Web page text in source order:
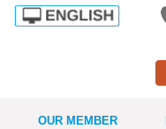
OUR MEMBER